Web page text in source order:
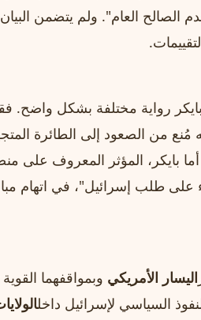
الصالح العام". ولم يتضمن
رواية مختلفة بشكل واضح.
مُنع من الصعود إلى الطائرة
بايكر، المؤثر المعروف على
على طلب إسرائيل"، في اتهام
اليسار الأمريكي وبمواقفهما
السياسي لإسرائيل داخل